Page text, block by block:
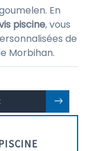
En
piscine, vous
de
Morbihan.